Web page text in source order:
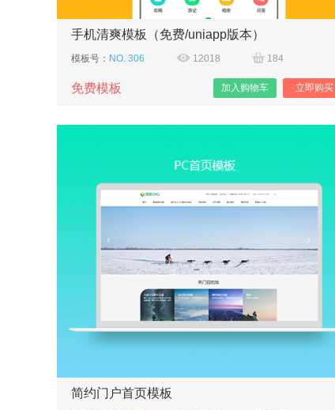
手机清爽模板（免费/uniapp版本）
模板号： NO. 306 12018 184
免费模板 立即购买
加入购物车
简约门户首页模板